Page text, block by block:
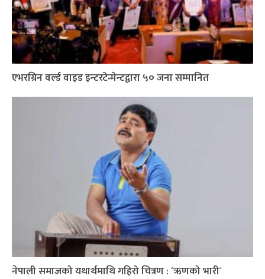
एभरग्रिन वर्ल्ड वाइड इन्टरटेन्मेन्टद्वारा ५० जना सम्मानित
नेपाली समाजको यथार्थमाथि गहिरो चित्रण : ´ऋणको भारी`